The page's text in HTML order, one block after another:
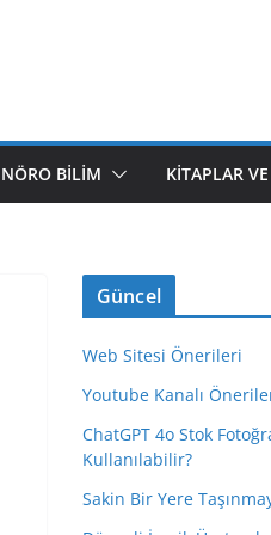
NÖRO BILIM KITAPLAR
Güncel
Web Sitesi Önerileri
Youtube Kanalı
ChatGPT 4o Stok
Kullanılabilir?
Sakin Bir Yere